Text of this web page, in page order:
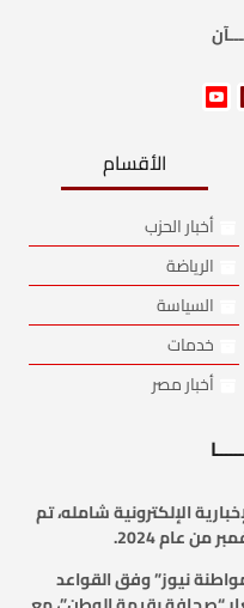
الأقسام
أخبار الحزب
الرياضة
السياسة
خدمات
أخبار مصر
الإلكترونية شامله، تم
نيوز” وفق القواعد